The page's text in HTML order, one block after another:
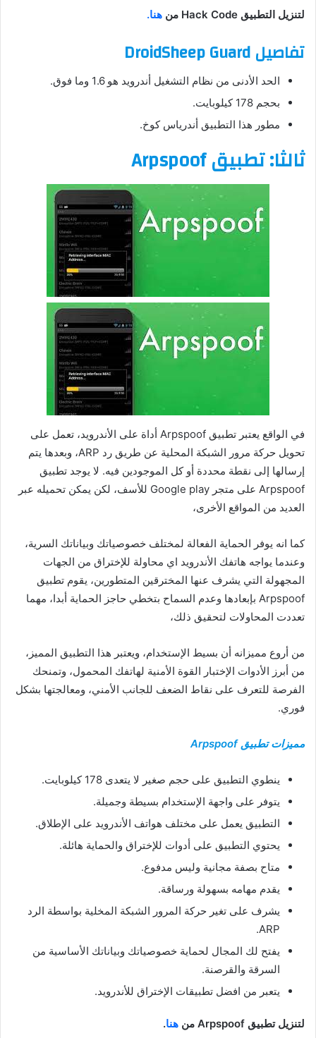
لتنزيل التطبيق Hack Code من هنا.
تفاصيل DroidSheep Guard
الحد الأدنى من نظام التشغيل أندرويد هو 1.6 وما فوق.
بحجم 178 كيلوبايت.
مطور هذا التطبيق أندرياس كوخ.
ثالثا: تطبيق Arpspoof
في الواقع يعتبر تطبيق Arpspoof أداة على الأندرويد، تعمل على
تحويل حركة مرور الشبكة المحلية عن طريق رد ARP، وبعدها يتم
إرسالها إلى نقطة محددة أو كل الموجودين فيه. لا يوجد تطبيق
Arpspoof على متجر Google play للأسف، لكن يمكن تحميله عبر
العديد من المواقع الأخرى،
كما انه يوفر الحماية الفعالة لمختلف خصوصياتك وبياناتك السرية،
وعندما يواجه هاتفك الأندرويد اي محاولة للإختراق من الجهات
المجهولة التي يشرف عنها المخترقين المتطورين، يقوم تطبيق
Arpspoof بإبعادها وعدم السماح بتخطي حاجز الحماية أبدا، مهما
تعددت المحاولات لتحقيق ذلك،
من أروع مميزانه أن بسيط الإستخدام، ويعتبر هذا التطبيق المميز،
من أبرز الأدوات الإختبار القوة الأمنية لهاتفك المحمول، وتمنحك
الفرصة للتعرف على نقاط الضعف للجانب الأمني، ومعالجتها بشكل
فوري.
مميزات تطبيق Arpspoof
ينطوي التطبيق على حجم صغير لا يتعدى 178 كيلوبايت.
يتوفر على واجهة الإستخدام بسيطة وجميلة.
التطبيق يعمل على مختلف هواتف الأندرويد على الإطلاق.
يحتوي التطبيق على أدوات للإختراق والحماية هائلة.
متاح بصفة مجانية وليس مدفوع.
يقدم مهامه بسهولة ورساقة.
يشرف على تغير حركة المرور الشبكة المخلية بواسطة الرد
ARP.
يفتح لك المجال لحماية خصوصياتك وبياناتك الأساسية من
السرقة والقرصنة.
يتعبر من افضل تطبيقات الإختراق للأندرويد.
لتنزيل تطبيق Arpspoof من هنا.